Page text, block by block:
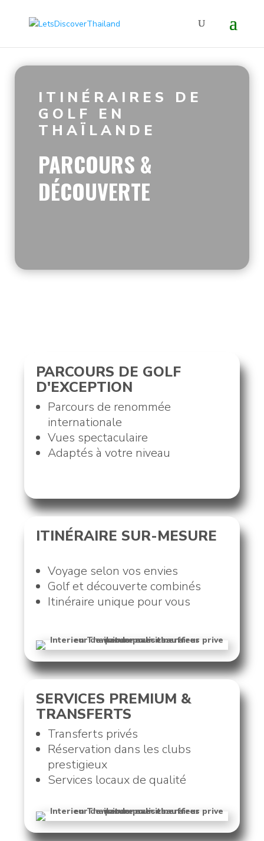
ITINÉRAIRES DE
GOLF EN
THAÏLANDE
PARCOURS &
DÉCOUVERTE
PARCOURS DE GOLF
D'EXCEPTION
Parcours de renommée
internationale
Vues spectaculaire
Adaptés à votre niveau
ITINÉRAIRE SUR-MESURE
Voyage selon vos envies
Golf et découverte combinés
Itinéraire unique pour vous
SERVICES PREMIUM &
TRANSFERTS
Transferts privés
Réservation dans les clubs
prestigieux
Services locaux de qualité